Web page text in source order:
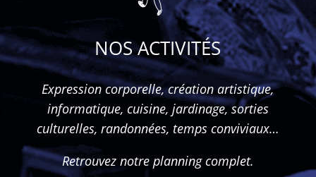
NOS ACTIVITÉS
Expression corporelle, création artistique,
informatique, cuisine, jardinage, sorties
culturelles, randonnées, temps conviviaux…
Retrouvez notre planning complet.